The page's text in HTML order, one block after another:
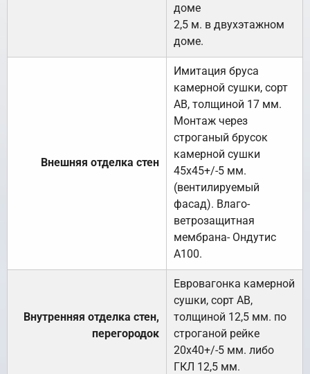
доме
2,5 м. в двухэтажном
доме.
Внешняя отделка стен
Имитация бруса
камерной сушки, сорт
АВ, толщиной 17 мм.
Монтаж через
строганый брусок
камерной сушки
45х45+/-5 мм.
(вентилируемый
фасад). Влаго-
ветрозащитная
мембрана- Ондутис
А100.
Внутренняя отделка стен,
перегородок
Евровагонка камерной
сушки, сорт АВ,
толщиной 12,5 мм. по
строганой рейке
20х40+/-5 мм. либо
ГКЛ 12,5 мм.